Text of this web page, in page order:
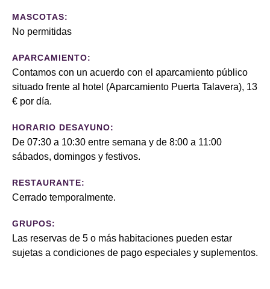
MASCOTAS:
No permitidas
APARCAMIENTO:
Contamos con un acuerdo con el aparcamiento público
situado frente al hotel (Aparcamiento Puerta Talavera), 13
€ por día.
HORARIO DESAYUNO:
De 07:30 a 10:30 entre semana y de 8:00 a 11:00
sábados, domingos y festivos.
RESTAURANTE:
Cerrado temporalmente.
GRUPOS:
Las reservas de 5 o más habitaciones pueden estar
sujetas a condiciones de pago especiales y suplementos.